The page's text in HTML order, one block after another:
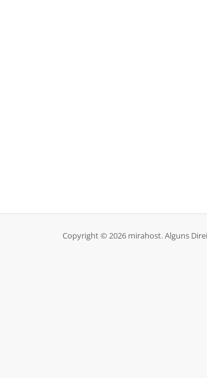
Copyright © 2026 mirahost. Alguns